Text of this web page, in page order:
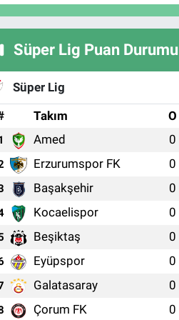
Süper Lig Puan Durumu
Süper Lig
Takım O
Amed 0
Erzurumspor FK 0
Başakşehir 0
Kocaelispor 0
Beşiktaş 0
Eyüpspor 0
Galatasaray 0
Çorum FK 0